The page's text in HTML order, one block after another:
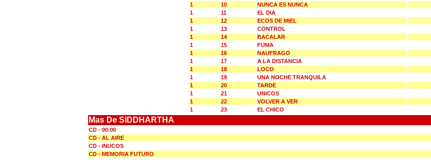
1
10
NUNCA ES NUNCA
1
11
EL DIA
1
12
ECOS DE MIEL
1
13
CONTROL
1
14
BACALAR
1
15
FUMA
1
16
NAUFRAGO
1
17
A LA DISTANCIA
1
18
LOCO
1
19
UNA NOCHE TRANQUILA
1
20
TARDE
1
21
UNICOS
1
22
VOLVER A VER
1
23 EL CHICO
Mas De SIDDHARTHA
CD - 00:00
CD - AL AIRE
CD - INUCOS
CD - MEMORIA FUTURO